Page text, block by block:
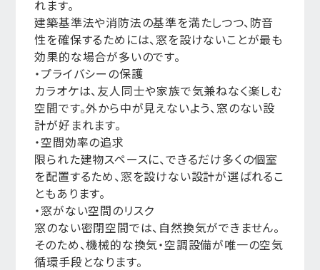
れます。
建築基準法や消防法の基準を満たしつつ、防音
性を確保するためには、窓を設けないことが最も
効果的な場合が多いのです。
・プライバシーの保護
カラオケは、友人同士や家族で気兼ねなく楽しむ
空間です。外から中が見えないよう、窓のない設
計が好まれます。
・空間効率の追求
限られた建物スペースに、できるだけ多くの個室
を配置するため、窓を設けない設計が選ばれるこ
ともあります。
・窓がない空間のリスク
窓のない密閉空間では、自然換気ができません。
そのため、機械的な換気・空調設備が唯一の空気
循環手段となります。